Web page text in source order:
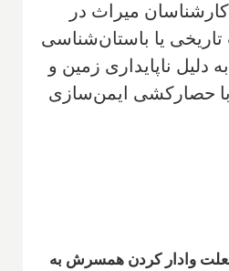
میراث در
یا باستان‌شناسی
دلیل ناپایداری زمین و
حصارکشی ایمن‌سازی
وادار کردن همسرش به